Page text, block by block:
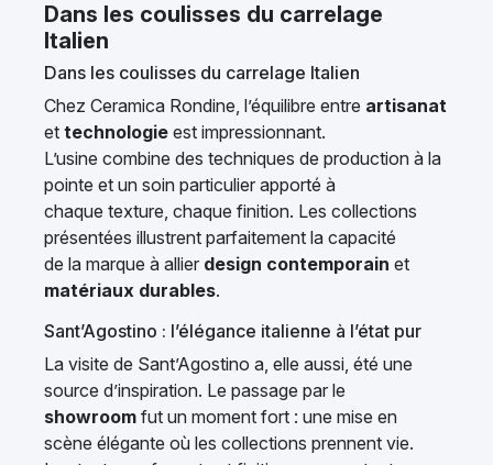
Dans les coulisses du carrelage
Italien
Dans les coulisses du carrelage Italien
Chez Ceramica Rondine, l’équilibre entre artisanat
et technologie est impressionnant.
L’usine combine des techniques de production à la
pointe et un soin particulier apporté à
chaque texture, chaque finition. Les collections
présentées illustrent parfaitement la capacité
de la marque à allier design contemporain et
matériaux durables.
Sant’Agostino : l’élégance italienne à l’état pur
La visite de Sant’Agostino a, elle aussi, été une
source d’inspiration. Le passage par le
showroom fut un moment fort : une mise en
scène élégante où les collections prennent vie.